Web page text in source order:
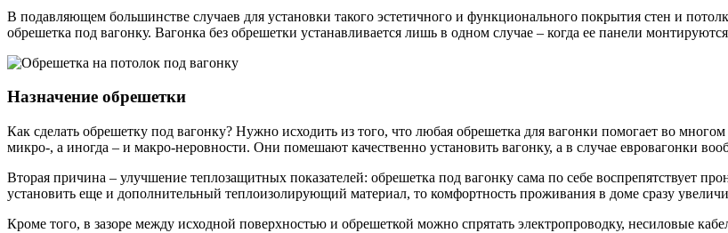
В подавляющем большинстве случаев для установки такого эстетичного и функционального покрытия стен и
обрешетка под вагонку. Вагонка без обрешетки устанавливается лишь в одном случае – когда ее панели
Назначение обрешетки
Как сделать обрешетку под вагонку? Нужно исходить из того, что любая обрешетка для вагонки помогает во
микро-, а иногда – и макро-неровности. Они помешают качественно установить вагонку, а в случае евровагонки
Вторая причина – улучшение теплозащитных показателей: обрешетка под вагонку сама по себе воспрепятствует
установить еще и дополнительный теплоизолирующий материал, то комфортность проживания в доме сразу
Кроме того, в зазоре между исходной поверхностью и обрешеткой можно спрятать электропроводку, несиловые